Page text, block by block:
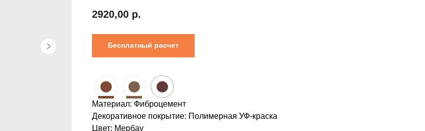
2920,00 р.
Бесплатный расчет
● ● ●
Материал: Фиброцемент
Декоративное покрытие: Полимерная УФ-краска
Цвет: Мербау